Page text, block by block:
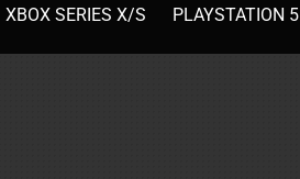
XBOX SERIES X/S PLAYSTATION 5